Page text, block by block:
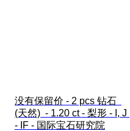
没有保留价 - 2 pcs 钻石
(天然)  - 1.20 ct - 梨形 - I, J
- IF - 国际宝石研究院